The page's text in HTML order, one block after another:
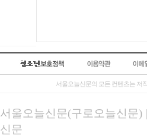
서울오늘신문의 모든 컨텐츠는 저
서울오늘신문(구로오늘신문)
신문